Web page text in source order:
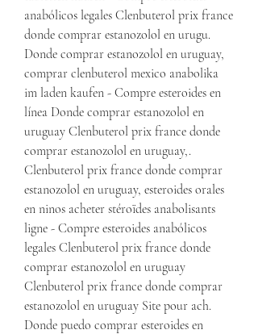
anabólicos legales Clenbuterol prix france
donde comprar estanozolol en urugu.
Donde comprar estanozolol en uruguay,
comprar clenbuterol mexico anabolika
im laden kaufen - Compre esteroides en
línea Donde comprar estanozolol en
uruguay Clenbuterol prix france donde
comprar estanozolol en uruguay,.
Clenbuterol prix france donde comprar
estanozolol en uruguay, esteroides orales
en ninos acheter stéroïdes anabolisants
ligne - Compre esteroides anabólicos
legales Clenbuterol prix france donde
comprar estanozolol en uruguay
Clenbuterol prix france donde comprar
estanozolol en uruguay Site pour ach.
Donde puedo comprar esteroides en